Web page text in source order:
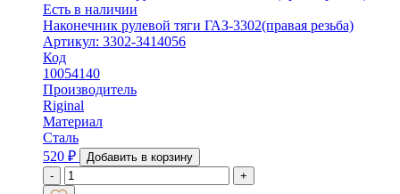
Есть в наличии
Наконечник рулевой тяги ГАЗ-3302(правая резьба)
Артикул: 3302-3414056
Код
10054140
Производитель
Riginal
Материал
Сталь
520 ₽
Добавить в корзину
-
+